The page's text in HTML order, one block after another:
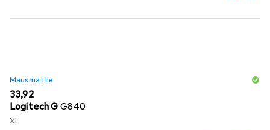
Mausmatte
EUR
33,92
Logitech G G840
XL